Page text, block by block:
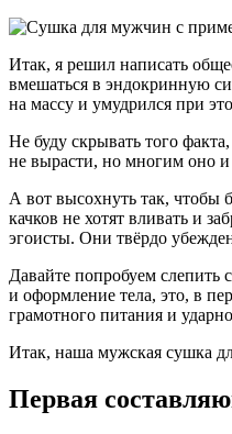
Итак, я решил написать
вмешаться в эндокринную
на массу и умудрился при
Не буду скрывать того
не вырасти, но многим оно и
А вот высохнуть так, чтобы
качков не хотят вливать и
эгоисты. Они твёрдо
Давайте попробуем слепить
и оформление тела, это, в
грамотного питания и
Итак, наша мужская сушка
Первая